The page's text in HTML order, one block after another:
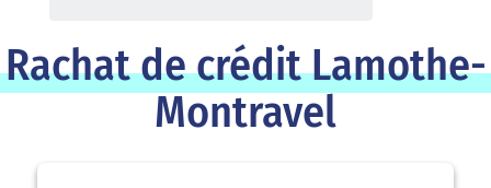
Rachat de crédit Lamothe-
Montravel